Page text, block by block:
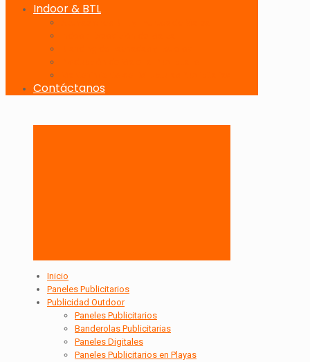
Indoor & BTL
Contáctanos
Inicio
Paneles Publicitarios
Publicidad Outdoor
Paneles Publicitarios
Banderolas Publicitarias
Paneles Digitales
Paneles Publicitarios en Playas